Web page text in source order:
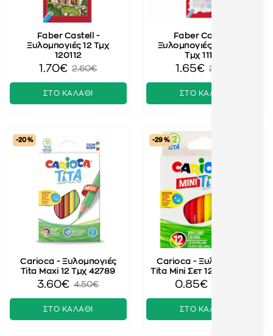
Faber Castell -
Ξυλομπογιές 12 Τμχ
120112
1.70€ 2.60€
ΣΤΟ ΚΑΛΑΘΙ
Faber Castell -
Ξυλομπογιές Pastel 10
Τμχ 111211
1.65€ 2.30€
ΣΤΟ ΚΑΛΑΘΙ
-20 %
Carioca - Ξυλομπογιές
Tita Maxi 12 Τμχ 42789
3.60€ 4.50€
ΣΤΟ ΚΑΛΑΘΙ
-29 %
Carioca - Ξυλομπογιές
Tita Mini Σετ 12 Τμχ 42323
0.85€
ΣΤΟ ΚΑΛΑΘΙ